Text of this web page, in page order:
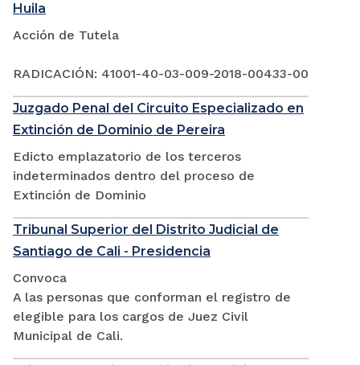
Huila
Acción de Tutela
RADICACIÓN: 41001-40-03-009-2018-00433-00
Juzgado Penal del Circuito Especializado en
Extinción de Dominio de Pereira
Edicto emplazatorio de los terceros
indeterminados dentro del proceso de
Extinción de Dominio
Tribunal Superior del Distrito Judicial de
Santiago de Cali - Presidencia
Convoca
A las personas que conforman el registro de
elegible para los cargos de Juez Civil
Municipal de Cali.